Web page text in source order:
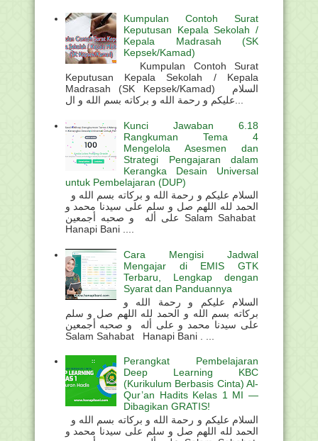
Kumpulan Contoh Surat
Keputusan Kepala Sekolah /
Kepala Madrasah (SK
Kepsek/Kamad)
Kumpulan Contoh Surat
Keputusan Kepala Sekolah / Kepala
Madrasah (SK Kepsek/Kamad) السلام
Kunci Jawaban 6.18
Rangkuman Tema 4
Mengelola Asesmen dan
Strategi Pengajaran dalam
Kerangka Desain Universal
untuk Pembelajaran (DUP)
الحمد لله اللهم صل و سلم على سيدنا محمد و
على أله و صحبه أجمعين Salam Sahabat
Hanapi Bani ....
Cara Mengisi Jadwal
Mengajar di EMIS GTK
Terbaru, Lengkap dengan
Syarat dan Panduannya
السلام عليكم و رحمة الله و
بركاته بسم الله و الحمد لله اللهم صل و سلم
على سيدنا محمد و على أله و صحبه أجمعين
Salam Sahabat Hanapi Bani . ...
Perangkat Pembelajaran
Deep Learning KBC
(Kurikulum Berbasis Cinta) Al-
Qur’an Hadits Kelas 1 MI —
Dibagikan GRATIS!
الحمد لله اللهم صل و سلم على سيدنا محمد و